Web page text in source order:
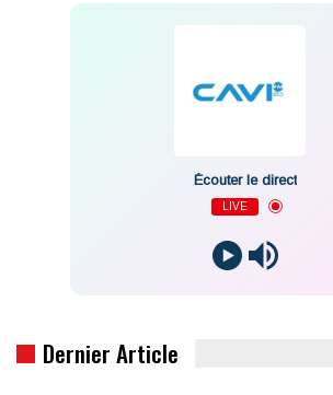
Écouter le direct
LIVE
Dernier Article